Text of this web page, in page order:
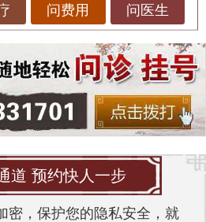
问费用 问医生
道 预约快人一步
密，保护您的隐私安全，就